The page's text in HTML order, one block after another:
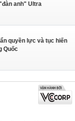
anh" Ultra
quyền lực và tục hiến
Quốc